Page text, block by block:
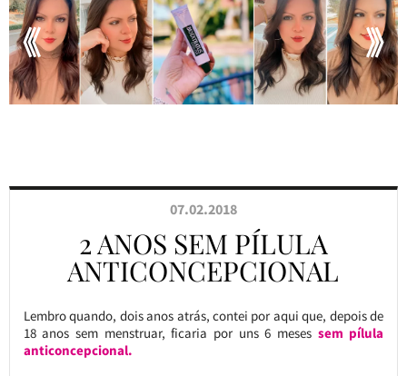
07.02.2018
2 ANOS SEM PÍLULA
ANTICONCEPCIONAL
Lembro quando, dois anos atrás, contei por aqui que, depois de
18 anos sem menstruar, ficaria por uns 6 meses sem pílula
anticoncepcional.